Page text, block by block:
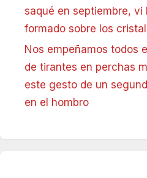
saqué en septiembre, vi
formado sobre los
Nos empeñamos todos
de tirantes en perchas
este gesto de un
en el hombro